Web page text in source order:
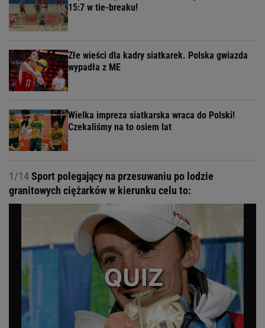
15:7 w tie-breaku!
Złe wieści dla kadry siatkarek. Polska gwiazda
wypadła z ME
Wielka impreza siatkarska wraca do Polski!
Czekaliśmy na to osiem lat
1/14Sport polegający na przesuwaniu po lodzie
granitowych ciężarków w kierunku celu to: